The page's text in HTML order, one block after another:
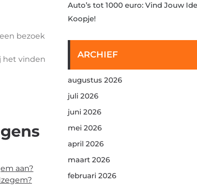
bezoek
het vinden
aan?
Auto’s tot 1000 euro: Vind Jouw
Koopje!
ARCHIEF
augustus 2026
juli 2026
juni 2026
mei 2026
april 2026
maart 2026
februari 2026